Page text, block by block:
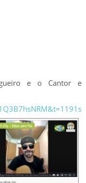
e o Cantor e